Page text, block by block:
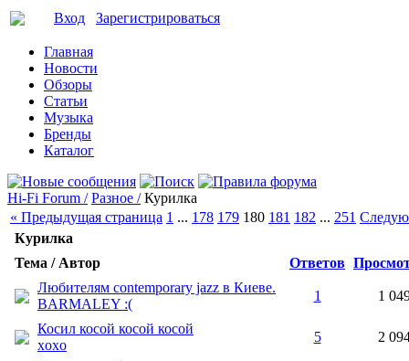
Вход Зарегистрироваться
Главная
Новости
Обзоры
Статьи
Музыка
Бренды
Каталог
Hi-Fi Forum / Разное / Курилка
« Предыдущая страница 1 ... 178 179 180 181 182 ... 251
Курилка
Тема / Автор
Ответов
Любителям contemporary jazz в Киеве.
BARMALEY :(
1 1
Косил косой косой косой
xoxo
5 2